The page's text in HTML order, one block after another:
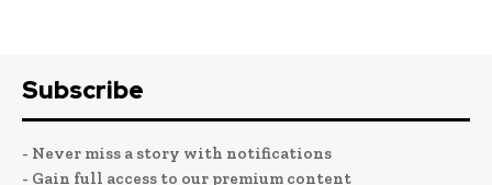
Subscribe
- Never miss a story with notifications
- Gain full access to our premium content